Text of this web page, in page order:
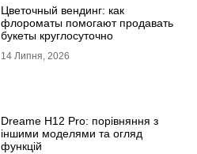
Цветочный вендинг: как
флороматы помогают продавать
букеты круглосуточно
14 Липня, 2026
Dreame H12 Pro: порівняння з
іншими моделями та огляд
функцій